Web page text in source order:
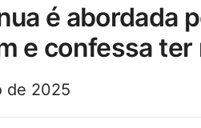
e confessa
de 2025